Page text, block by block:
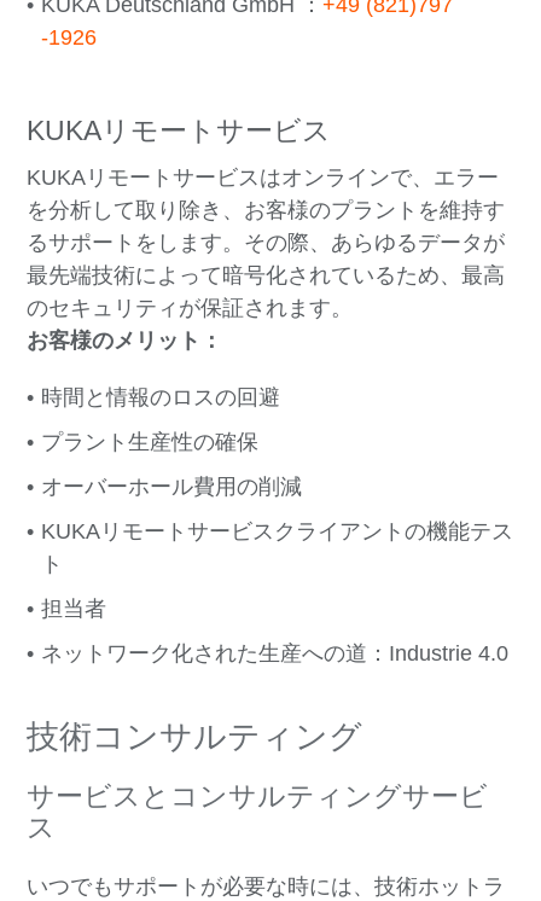
KUKA Deutschland GmbH ：+49 (821)797
-1926
KUKAリモートサービス
KUKAリモートサービスはオンラインで、エラー
を分析して取り除き、お客様のプラントを維持す
るサポートをします。その際、あらゆるデータが
最先端技術によって暗号化されているため、最高
のセキュリティが保証されます。
お客様のメリット：
時間と情報のロスの回避
プラント生産性の確保
オーバーホール費用の削減
KUKAリモートサービスクライアントの機能テス
ト
担当者
ネットワーク化された生産への道：Industrie 4.0
技術コンサルティング
サービスとコンサルティングサービ
ス
いつでもサポートが必要な時には、技術ホットラ